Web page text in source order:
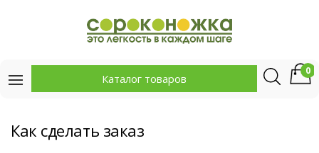
Каталог товаров
0
Как сделать заказ